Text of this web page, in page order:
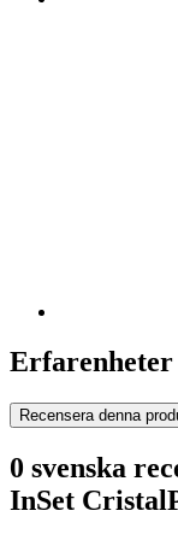
Recensera denna
0 svenska
InSet